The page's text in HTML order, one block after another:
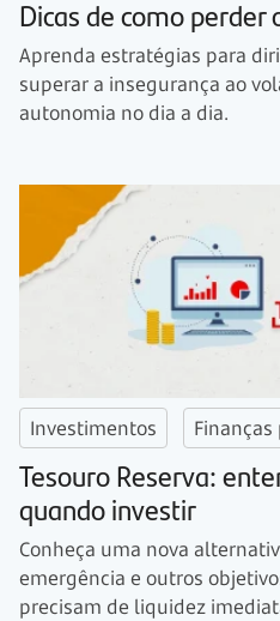
Dicas de como
Aprenda estratégias para
superar a insegurança ao
autonomia no dia a dia.
Investimentos Finanças
Tesouro Reserva:
quando investir
Conheça uma nova
emergência e outros
precisam de liquidez